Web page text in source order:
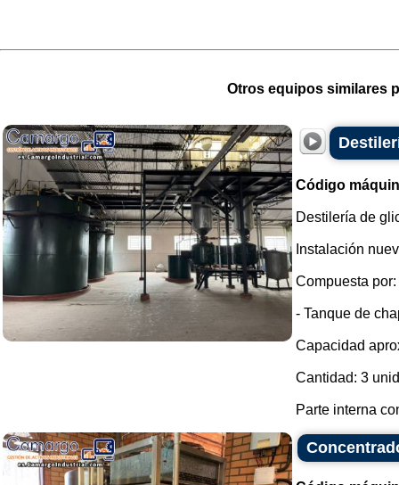
Otros equipos similares
Código
Destilería de
Instalación
Compuesta por:
- Tanque de
Capacidad
Cantidad: 3
Parte interna